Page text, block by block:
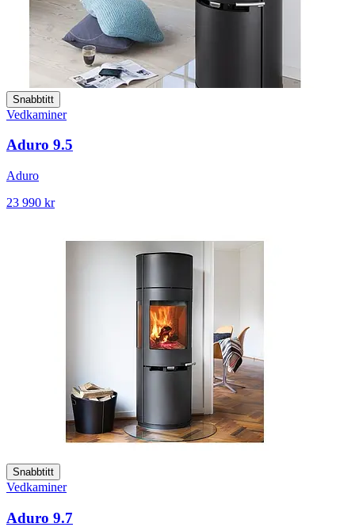
Snabbtitt
Vedkaminer
Aduro 9.5
Aduro
23 990 kr
Snabbtitt
Vedkaminer
Aduro 9.7